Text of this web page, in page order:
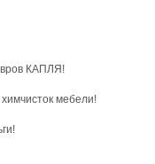
КАПЛЯ!
мебели!